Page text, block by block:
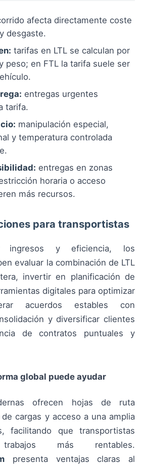
afecta directamente coste
desgaste.
tarifas en LTL se calculan por
peso; en FTL la tarifa suele ser
entregas urgentes
tarifa.
manipulación especial,
y temperatura controlada
entregas en zonas
horaria o acceso
más recursos.
para transportistas
ingresos y eficiencia, los
evaluar la combinación de LTL
invertir en planificación de
digitales para optimizar
acuerdos estables con
y diversificar clientes
de contratos puntuales y
global puede ayudar
ofrecen hojas de ruta
cargas y acceso a una amplia
facilitando que transportistas
más rentables.
presenta ventajas claras al